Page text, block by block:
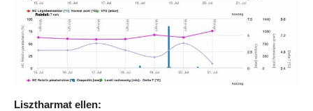
Lisztharmat ellen: